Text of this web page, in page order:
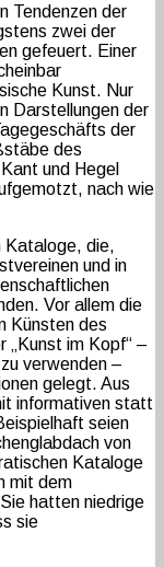
Tendenzen der
zwei der
gefeuert. Einer
Kunst. Nur
Darstellungen der
der
des
und Hegel
nach wie
Kataloge, die,
und in
Vor allem die
Künsten des
„Kunst im Kopf“ –
verwenden –
gelegt. Aus
informativen statt
seien
von
Kataloge
mit dem
hatten niedrige
sie